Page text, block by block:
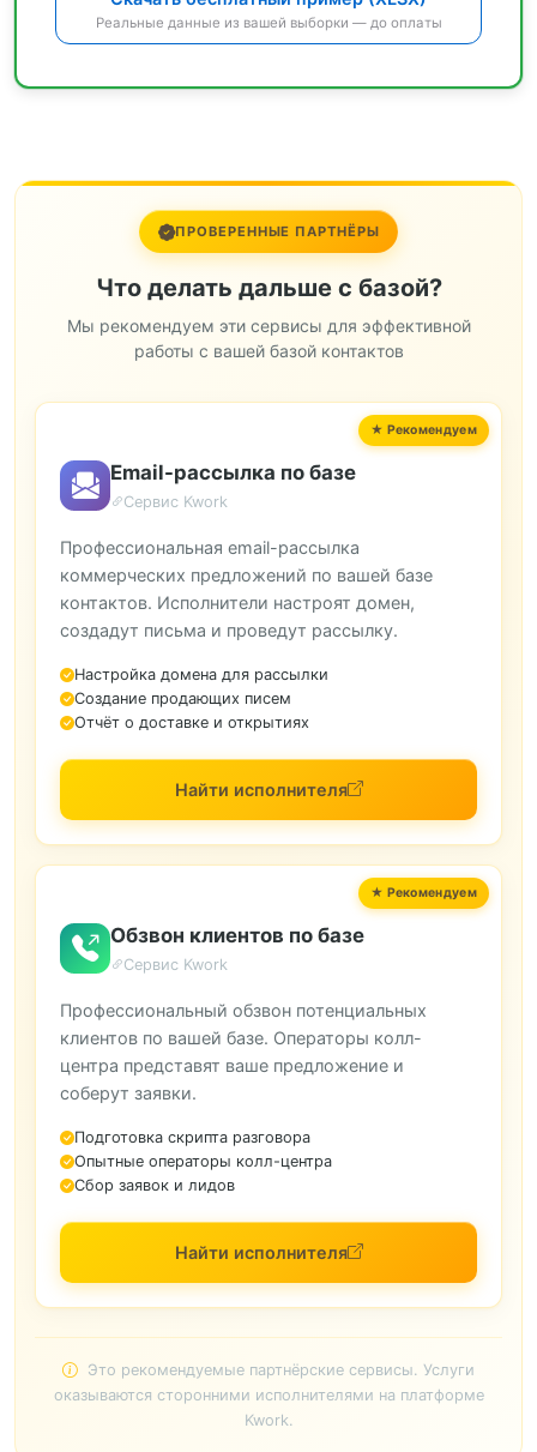
Реальные данные из вашей выборки — до оплаты
ПРОВЕРЕННЫЕ ПАРТНЁРЫ
Что делать дальше с базой?
Мы рекомендуем эти сервисы для эффективной
работы с вашей базой контактов
Email-рассылка по базе
Сервис Kwork
Профессиональная email-рассылка
коммерческих предложений по вашей базе
контактов. Исполнители настроят домен,
создадут письма и проведут рассылку.
Настройка домена для рассылки
Создание продающих писем
Отчёт о доставке и открытиях
Найти исполнителя
Обзвон клиентов по базе
Сервис Kwork
Профессиональный обзвон потенциальных
клиентов по вашей базе. Операторы колл-
центра представят ваше предложение и
соберут заявки.
Подготовка скрипта разговора
Опытные операторы колл-центра
Сбор заявок и лидов
Найти исполнителя
Это рекомендуемые партнёрские сервисы. Услуги
оказываются сторонними исполнителями на платформе
Kwork.